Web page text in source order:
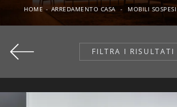
HOME - ARREDAMENTO CASA - MOBILI SOSPESI
FILTRA I RISULTATI